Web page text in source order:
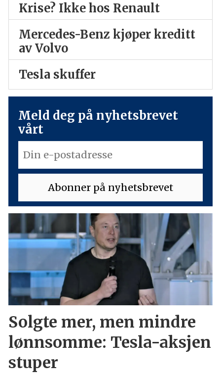
Krise? Ikke hos Renault
Mercedes-Benz kjøper kreditt
av Volvo
Tesla skuffer
Meld deg på nyhetsbrevet
vårt
Solgte mer, men mindre
lønnsomme: Tesla-aksjen
stuper